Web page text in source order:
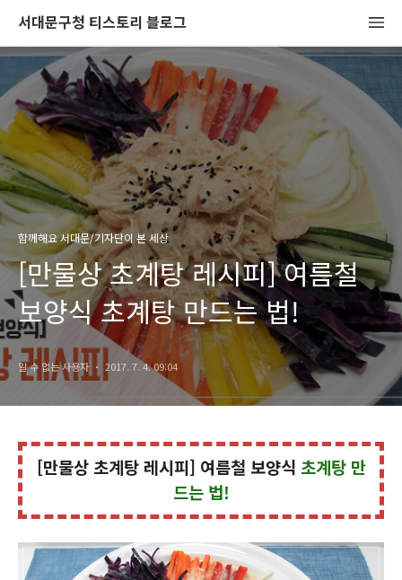
서대문구청 티스토리 블로그
함께해요 서대문/기자단이 본 세상
[만물상 초계탕 레시피] 여름철
보양식 초계탕 만드는 법!
알 수 없는 사용자 2017. 7. 4. 09:04
[만물상 초계탕 레시피] 여름철 보양식 초계탕 만
드는 법!